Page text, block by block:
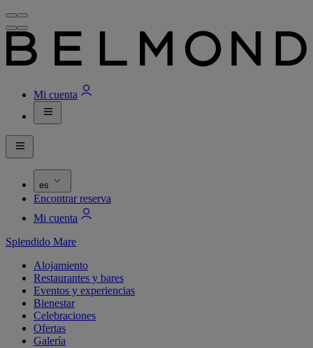
Mi cuenta
es
Encontrar reserva
Mi cuenta
Splendido Mare
Alojamiento
Restaurantes y bares
Eventos y experiencias
Bienestar
Celebraciones
Ofertas
Galería